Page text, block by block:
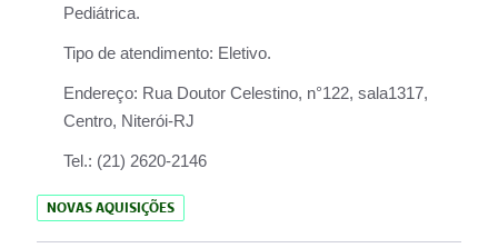
Pediátrica.
Tipo de atendimento: Eletivo.
Endereço: Rua Doutor Celestino, n°122, sala1317,
Centro, Niterói-RJ
Tel.: (21) 2620-2146
NOVAS AQUISIÇÕES